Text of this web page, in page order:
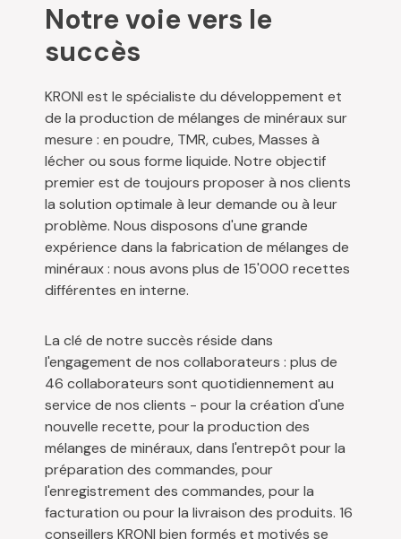
Notre voie vers le
succès
KRONI est le spécialiste du développement et
de la production de mélanges de minéraux sur
mesure : en poudre, TMR, cubes, Masses à
lécher ou sous forme liquide. Notre objectif
premier est de toujours proposer à nos clients
la solution optimale à leur demande ou à leur
problème. Nous disposons d'une grande
expérience dans la fabrication de mélanges de
minéraux : nous avons plus de 15'000 recettes
différentes en interne.
La clé de notre succès réside dans
l'engagement de nos collaborateurs : plus de
46 collaborateurs sont quotidiennement au
service de nos clients - pour la création d'une
nouvelle recette, pour la production des
mélanges de minéraux, dans l'entrepôt pour la
préparation des commandes, pour
l'enregistrement des commandes, pour la
facturation ou pour la livraison des produits. 16
conseillers KRONI bien formés et motivés se